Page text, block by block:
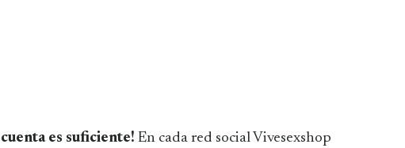
es suficiente! En cada red social Vivesexshop